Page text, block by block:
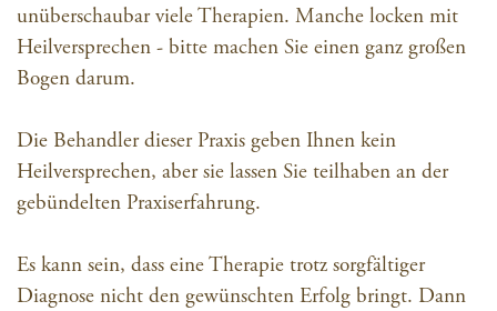
unüberschaubar viele Therapien. Manche locken mit
Heilversprechen - bitte machen Sie einen ganz großen
Bogen darum.
Die Behandler dieser Praxis geben Ihnen kein
Heilversprechen, aber sie lassen Sie teilhaben an der
gebündelten Praxiserfahrung.
Es kann sein, dass eine Therapie trotz sorgfältiger
Diagnose nicht den gewünschten Erfolg bringt. Dann